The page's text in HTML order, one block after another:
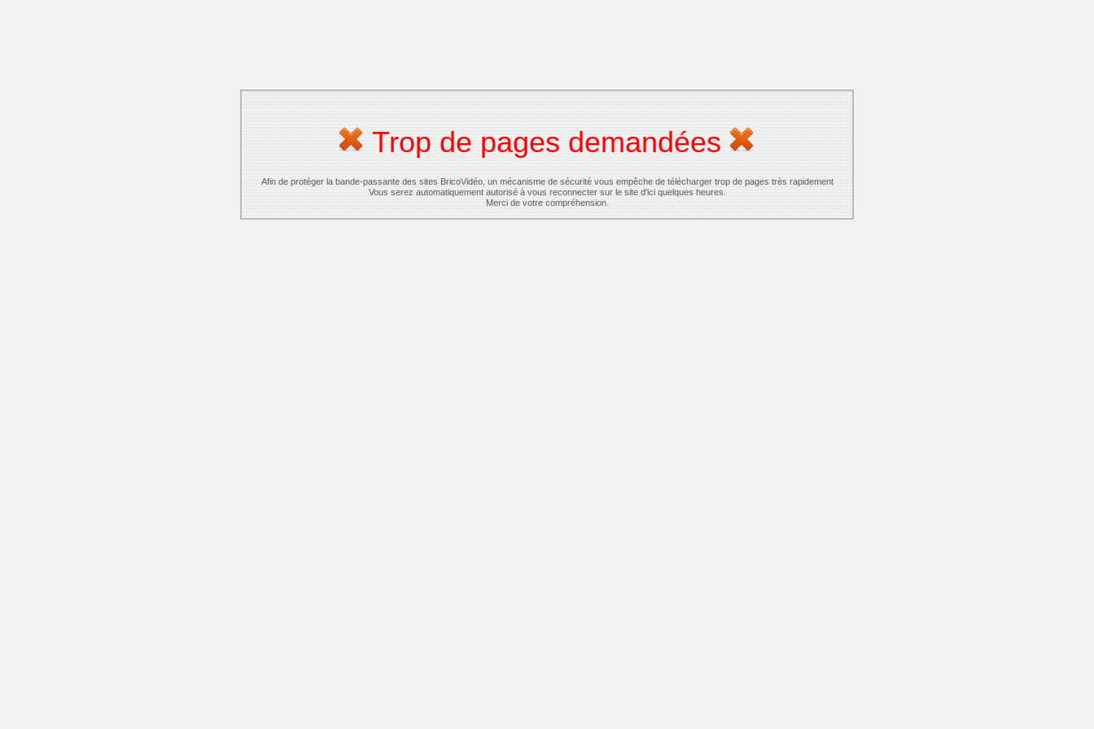
Trop de pages demandées
Afin de protéger la bande-passante des sites BricoVidéo, un mécanisme de sécurité vous empêche de télécharger trop de pages très rapidement
Vous serez automatiquement autorisé à vous reconnecter sur le site d'ici quelques heures.
Merci de votre compréhension.